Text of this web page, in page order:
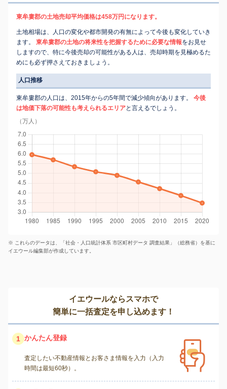
東牟婁郡の土地売却平均価格は458万円になります。
土地相場は、人口の変化や都市開発の有無によって今後も変化していき
ます。
東牟婁郡の土地の将来性を把握するために必要な情報をお見せ
しますので、特に今後売却の可能性がある人は、売却時期を見極めるた
めにも必ず押さえておきましょう。
人口推移
東牟婁郡の人口は、2015年からの5年間で減少傾向があります。
今後
は地価下落の可能性も考えられるエリアと言えるでしょう。
（万人）
※ これらのデータは、「社会・人口統計体系 市区町村データ 調査結果」（総務省）を基に
イエウール編集部が作成しています。
イエウールならスマホで
簡単に一括査定を申し込めます！
1 かんたん登録
査定したい不動産情報とお客さま情報を入力（入力
時間は最短60秒）。